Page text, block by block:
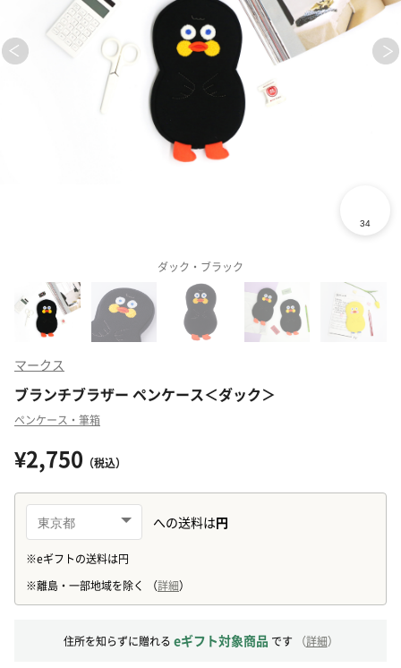
ダック・ブラック
マークス
ブランチブラザー ペンケース＜ダック＞
ペンケース・筆箱
¥2,750 （税込）
住所を知らずに贈れる eギフト対象商品 です （詳細）